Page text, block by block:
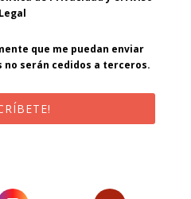
Legal
que me puedan enviar
serán cedidos a terceros.